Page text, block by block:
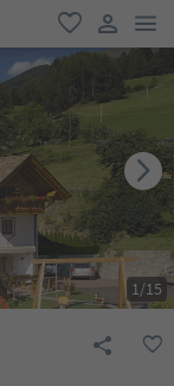
favoriti
user link
1/15